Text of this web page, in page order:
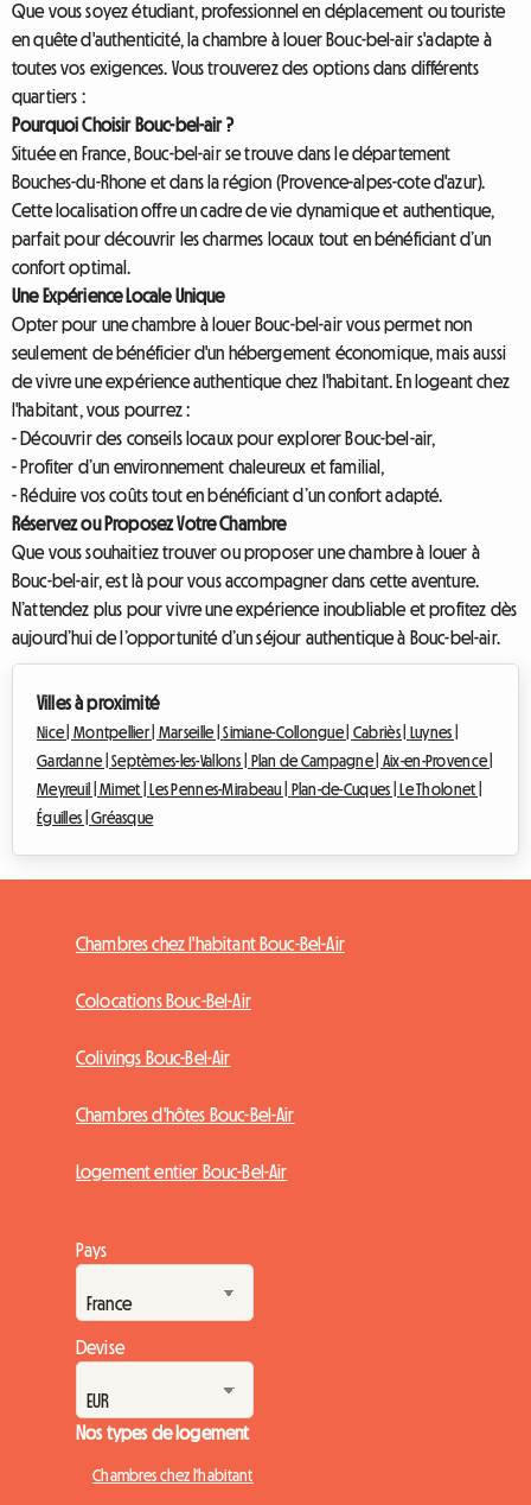
Que vous soyez étudiant, professionnel en déplacement ou touriste
en quête d'authenticité, la chambre à louer Bouc-bel-air s'adapte à
toutes vos exigences. Vous trouverez des options dans différents
quartiers :
Pourquoi Choisir Bouc-bel-air ?
Située en France, Bouc-bel-air se trouve dans le département
Bouches-du-Rhone et dans la région (Provence-alpes-cote d'azur).
Cette localisation offre un cadre de vie dynamique et authentique,
parfait pour découvrir les charmes locaux tout en bénéficiant d’un
confort optimal.
Une Expérience Locale Unique
Opter pour une chambre à louer Bouc-bel-air vous permet non
seulement de bénéficier d'un hébergement économique, mais aussi
de vivre une expérience authentique chez l'habitant. En logeant chez
l'habitant, vous pourrez :
- Découvrir des conseils locaux pour explorer Bouc-bel-air,
- Profiter d’un environnement chaleureux et familial,
- Réduire vos coûts tout en bénéficiant d’un confort adapté.
Réservez ou Proposez Votre Chambre
Que vous souhaitiez trouver ou proposer une chambre à louer à
Bouc-bel-air, est là pour vous accompagner dans cette aventure.
N’attendez plus pour vivre une expérience inoubliable et profitez dès
aujourd’hui de l’opportunité d’un séjour authentique à Bouc-bel-air.
Villes à proximité
Nice | Montpellier | Marseille |Simiane-Collongue | Cabriès |
Luynes |
Gardanne |Septèmes-les-Vallons | Plan de Campagne | Aix-en-Provence |
Meyreuil |Mimet | Les Pennes-Mirabeau | Plan-de-Cuques |
Le Tholonet |
Éguilles |Gréasque
Chambres chez l'habitant Bouc-Bel-Air
Colocations Bouc-Bel-Air
Colivings Bouc-Bel-Air
Chambres d'hôtes Bouc-Bel-Air
Logement entier Bouc-Bel-Air
Pays
Devise
Nos types de logement
Chambres chez l'habitant